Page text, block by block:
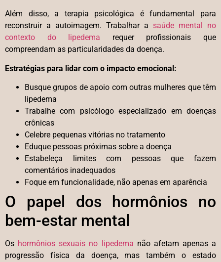
Além disso, a terapia psicológica é fundamental para
reconstruir a autoimagem. Trabalhar a saúde mental no
contexto do lipedema requer profissionais que
compreendam as particularidades da doença.
Estratégias para lidar com o impacto emocional:
Busque grupos de apoio com outras mulheres que têm
lipedema
Trabalhe com psicólogo especializado em doenças
crônicas
Celebre pequenas vitórias no tratamento
Eduque pessoas próximas sobre a doença
Estabeleça limites com pessoas que fazem
comentários inadequados
Foque em funcionalidade, não apenas em aparência
O papel dos hormônios no
bem-estar mental
Os hormônios sexuais no lipedema não afetam apenas a
progressão física da doença, mas também o estado